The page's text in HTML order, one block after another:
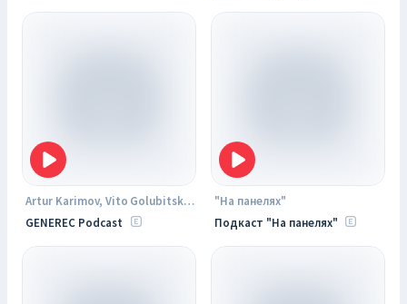
Artur Karimov, Vito Golubitsky, Nikita Salnikov, Ivan Samsonov
GENEREC Podcast
"На панелях"
Подкаст "На панелях"